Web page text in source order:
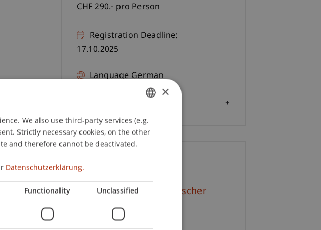
neue und
wird. Das
ist daher für
bzw die
CHF 290.- pro Person
Registration Deadline:
17.10.2025
Language German
Contact
Prof. Dr. Bernhard Burtscher
+423 265 12 55
Email
GERMAN
ENGLISH
×
We also use third-party services (e.g.
Strictly necessary cookies, on the other
and therefore cannot be deactivated.
Datenschutzerklärung.
Functionality Unclassified